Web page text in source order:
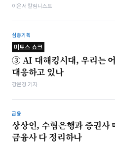
이은서 칼럼니스트
심층기획
미토스 쇼크
③ AI 대해킹시대, 우리는
대응하고 있나
강은경 기자
금융
상상인, 수협은행과 증권사
금융사 다 정리하나